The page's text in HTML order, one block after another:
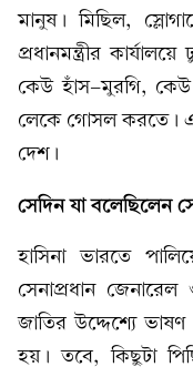
মানুষ। মিছিল,
প্রধানমন্ত্রীর
কেউ হাঁস-মুরগি,
লেকে গোসল করতে।
দেশ।
সেদিন যা বলেছিলেন
হাসিনা ভারতে
সেনাপ্রধান
জাতির উদ্দেশ্যে
হয়। তবে, কিছুটা